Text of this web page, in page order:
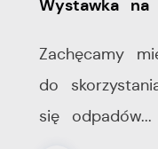
Wystawka
Zachęcamy
do
się odpadów...